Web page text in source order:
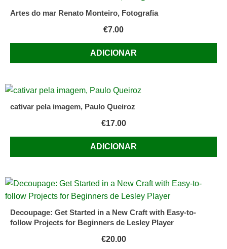
Artes do mar Renato Monteiro, Fotografia
€7.00
ADICIONAR
cativar pela imagem, Paulo Queiroz
€17.00
ADICIONAR
Decoupage: Get Started in a New Craft with Easy-to-
follow Projects for Beginners de Lesley Player
€20.00